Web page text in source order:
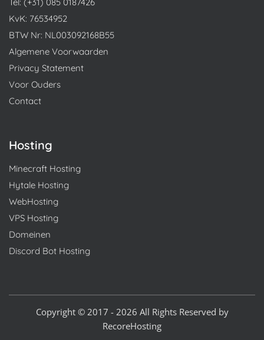
KvK: 76534952
BTW Nr: NL003092168B55
Algemene Voorwaarden
Privacy Statement
Voor Ouders
Contact
Hosting
Minecraft Hosting
Hytale Hosting
WebHosting
VPS Hosting
Domeinen
Discord Bot Hosting
Copyright © 2017 - 2026 All Rights Reserved by
RecoreHosting